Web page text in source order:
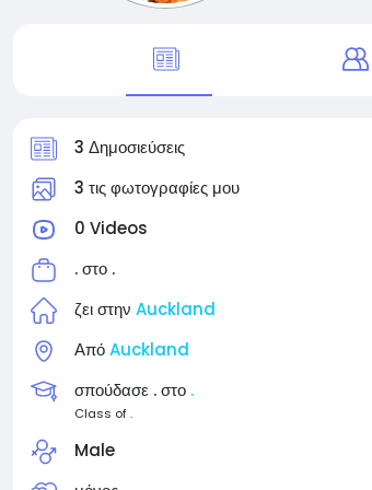
3 Δημοσιεύσεις
3 τις φωτογραφίες μου
0 Videos
. στο .
ζει στην Auckland
ΑπόAuckland
σπούδασε . στο .
Class of .
Male